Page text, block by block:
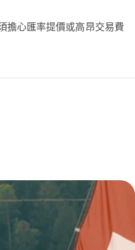
擔心匯率提價或高昂交易費